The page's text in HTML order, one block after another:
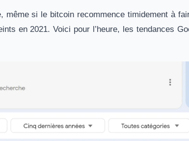
même si le bitcoin recommence timidement à
en 2021. Voici pour l’heure, les tendances